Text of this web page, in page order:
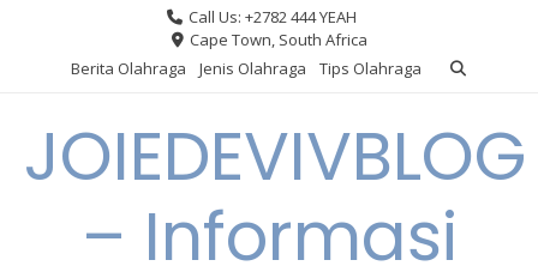
Call Us: +2782 444 YEAH
Cape Town, South Africa
Berita Olahraga
Jenis Olahraga Tips Olahraga
JOIEDEVIVBLOG
– Informasi